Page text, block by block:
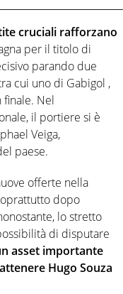
cruciali rafforzano
per il titolo di
parando due
cui uno di Gabigol ,
finale. Nel
il portiere si è
Veiga,
paese.
offerte nella
dopo
lo stretto
di disputare
asset importante
Hugo Souza